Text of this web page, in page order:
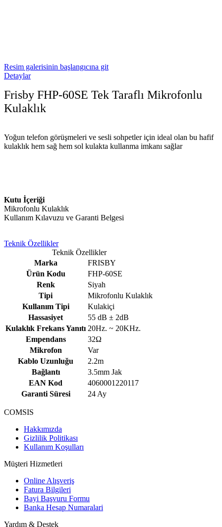
Resim galerisinin başlangıcına git
Detaylar
Frisby FHP-60SE Tek Taraflı Mikrofonlu
Kulaklık
Yoğun telefon görüşmeleri ve sesli sohpetler için ideal olan bu hafif
kulaklık hem sağ hem sol kulakta kullanma imkanı sağlar
Kutu İçeriği
Mikrofonlu Kulaklık
Kullanım Kılavuzu ve Garanti Belgesi
Teknik Özellikler
Teknik Özellikler
Marka
FRISBY
Ürün Kodu
FHP-60SE
Renk
Siyah
Tipi
Mikrofonlu Kulaklık
Kullanım Tipi
Kulakiçi
Hassasiyet
55 dB ± 2dB
Kulaklık Frekans Yanıtı 20Hz. ~ 20KHz.
Empendans
32Ω
Mikrofon
Var
Kablo Uzunluğu
2.2m
Bağlantı
3.5mm Jak
EAN Kod
4060001220117
Garanti Süresi
24 Ay
COMSIS
Hakkımızda
Gizlilik Politikası
Kullanım Koşulları
Müşteri Hizmetleri
Online Alışveriş
Fatura Bilgileri
Bayi Başvuru Formu
Banka Hesap Numaralari
Yardım & Destek